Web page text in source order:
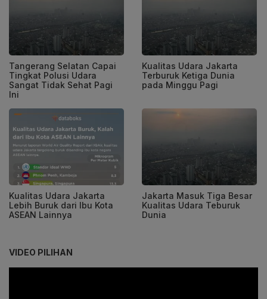
Tangerang Selatan Capai
Tingkat Polusi Udara
Sangat Tidak Sehat Pagi
Ini
Kualitas Udara Jakarta
Terburuk Ketiga Dunia
pada Minggu Pagi
Kualitas Udara Jakarta
Lebih Buruk dari Ibu Kota
ASEAN Lainnya
Jakarta Masuk Tiga Besar
Kualitas Udara Teburuk
Dunia
VIDEO PILIHAN